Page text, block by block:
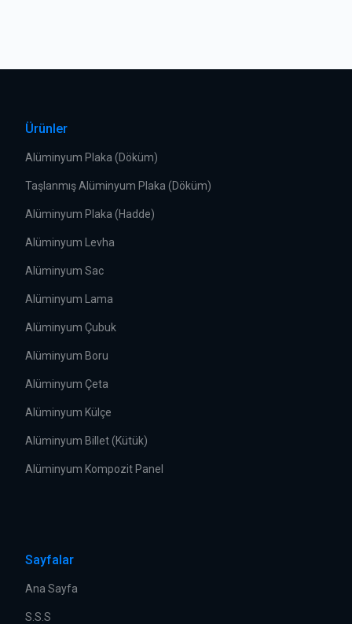
Ürünler
Alüminyum Plaka (Döküm)
Taşlanmış Alüminyum Plaka (Döküm)
Alüminyum Plaka (Hadde)
Alüminyum Levha
Alüminyum Sac
Alüminyum Lama
Alüminyum Çubuk
Alüminyum Boru
Alüminyum Çeta
Alüminyum Külçe
Alüminyum Billet (Kütük)
Alüminyum Kompozit Panel
Sayfalar
Ana Sayfa
S.S.S